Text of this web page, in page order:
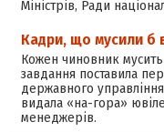
Міністрів, Ради
Кадри, що мусили б
Кожен чиновник мусить
завдання поставила
державного
видала «на-гора»
менеджерів.